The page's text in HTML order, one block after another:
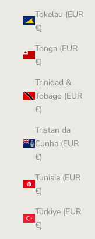
Tokelau (EUR
€)
Tonga (EUR
€)
Trinidad &
Tobago (EUR
€)
Tristan da
Cunha (EUR
€)
Tunisia (EUR
€)
Türkiye (EUR
€)